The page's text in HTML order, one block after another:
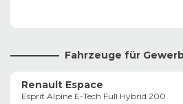
Fahrzeuge für
Renault Espace
Esprit Alpine E-Tech Full Hybrid 200